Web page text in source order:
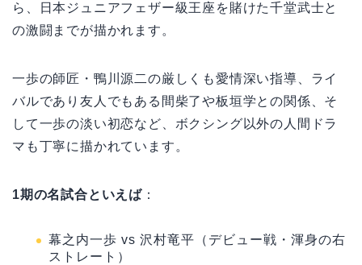
ら、日本ジュニアフェザー級王座を賭けた千堂武士と
の激闘までが描かれます。
一歩の師匠・鴨川源二の厳しくも愛情深い指導、ライ
バルであり友人でもある間柴了や板垣学との関係、そ
して一歩の淡い初恋など、ボクシング以外の人間ドラ
マも丁寧に描かれています。
1期の名試合といえば ：
幕之内一歩 vs 沢村竜平（デビュー戦・渾身の右
ストレート）